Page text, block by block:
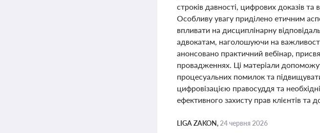
строків давності, цифрових доказів
Особливу увагу приділено етичним
впливати на дисциплінарну
адвокатам, наголошуючи на
анонсовано практичний вебінар,
провадженнях. Ці матеріали
процесуальних помилок та
цифровізацією правосуддя та
ефективного захисту прав клієнтів та
LIGA ZAKON, 24 червня 2026